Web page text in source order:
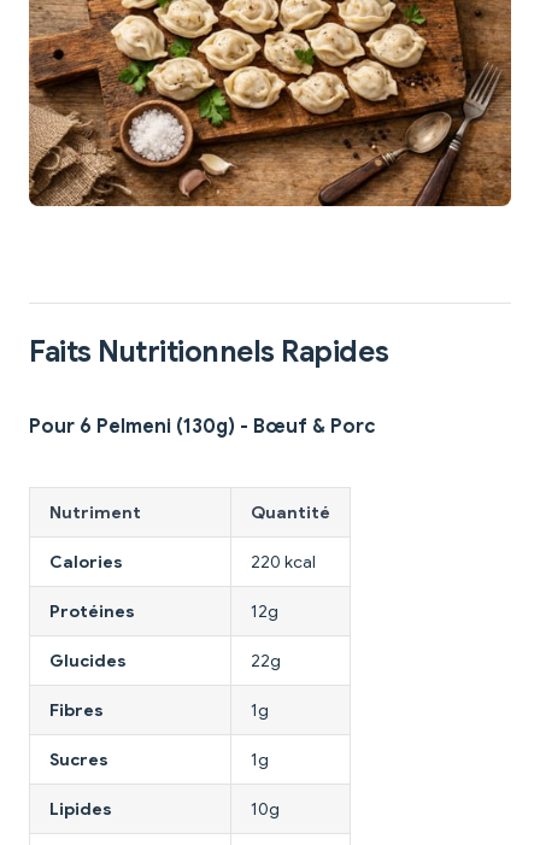
Faits Nutritionnels Rapides
Pour 6 Pelmeni (130g) - Bœuf & Porc
Nutriment Quantité
Calories 220 kcal
Protéines 12g
Glucides 22g
Fibres 1g
Sucres 1g
Lipides 10g